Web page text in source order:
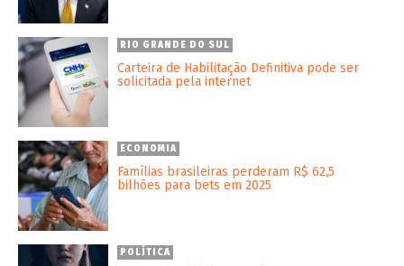
RIO GRANDE DO SUL
Carteira de Habilitação Definitiva pode ser
solicitada pela internet
ECONOMIA
Famílias brasileiras perderam R$ 62,5
bilhões para bets em 2025
POLÍTICA